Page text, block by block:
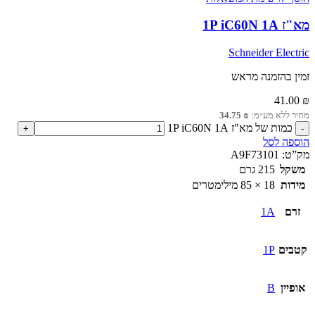
מא"ז 1P iC60N 1A
Schneider Electric
זמין בהזמנה מראש
41.00 ₪
מחיר ללא מע״מ: 34.75 ₪
כמות של מא"ז 1P iC60N 1A
הוספה לסל
מק”ט: A9F73101
משקל 215 גרם
מידות 18 × 85 מילימטרים
זרם 1A
קטבים 1P
אופיין B